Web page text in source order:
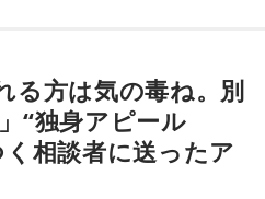
バイスをいただきたいです。
材確保対策室の平野貴也（ひら
務員の仕事内容や人材採用の
伺いました。
る方は気の毒ね。別
“独身アピール
相談者に送ったア